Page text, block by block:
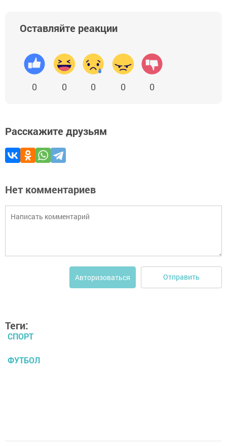
Оставляйте реакции
0 0 0 0 0
Расскажите друзьям
Нет комментариев
Авторизоваться Отправить
Теги:
СПОРТ
ФУТБОЛ